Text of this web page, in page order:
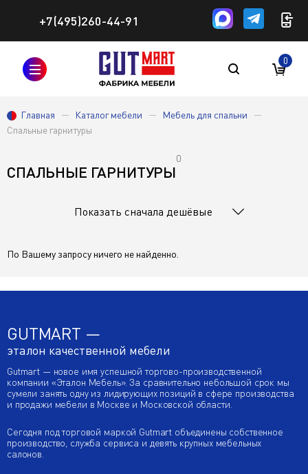
+7(495)260-44-91
0
Главная Каталог мебели
Мебель для спальни
Спальные гарнитуры
СПАЛЬНЫЕ ГАРНИТУРЫ
0
Показать сначала дешёвые
По Вашему запросу ничего не найденно.
GUTMART —
эталон качественной мебели
Gutmart — новое имя успешной торгово-производственной
компании «Эталон Мебель». За сравнительно небольшой срок мы
сумели занять одну из лидирующих позиций в сфере производства
и продажи мебели в Москве и Московской области.
Сегодня под торговой маркой Gutmart объединены собственное
производство, служба сервиса и девять крупных мебельных
салонов.